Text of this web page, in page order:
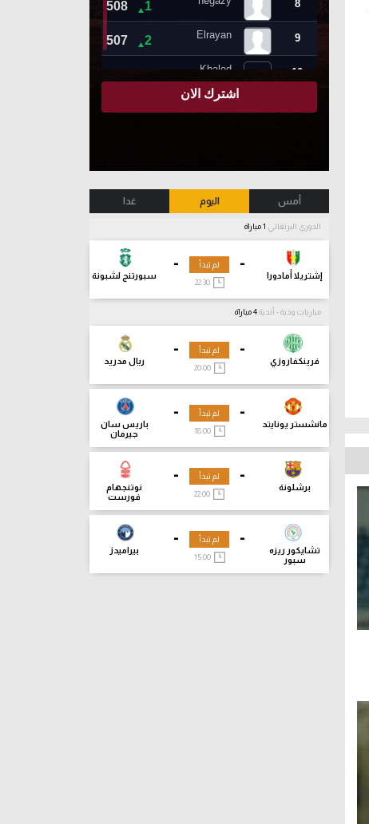
أمس اليوم غدا
الدوري البرتغالي
-
إشتريلا أمادورا
-
سبورتنج لشبونة
لم تبدأ
22:30
مباريات ودية - أندية
-
فرينكفاروزي
-
ريال مدريد
لم تبدأ
20:00
-
مانشستر يونايتد
-
باريس سان
جيرمان
لم تبدأ
18:00
-
برشلونة
-
نوتنجهام
فورست
لم تبدأ
-
تشايكور ريزه
سبور
-
بيراميدز
لم تبدأ
15:00